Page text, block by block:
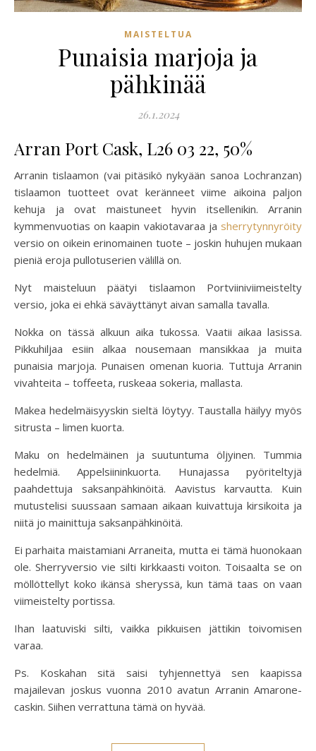
MAISTELTUA
Punaisia marjoja ja
pähkinää
26.1.2024
Arran Port Cask, L26 03 22, 50%
Arranin tislaamon (vai pitäsikö nykyään sanoa Lochranzan)
tislaamon tuotteet ovat keränneet viime aikoina paljon
kehuja ja ovat maistuneet hyvin itsellenikin. Arranin
kymmenvuotias on kaapin vakiotavaraa ja sherrytynnyröity
versio on oikein erinomainen tuote – joskin huhujen mukaan
pieniä eroja pullotuserien välillä on.
Nyt maisteluun päätyi tislaamon Portviiniviimeistelty
versio, joka ei ehkä säväyttänyt aivan samalla tavalla.
Nokka on tässä alkuun aika tukossa. Vaatii aikaa lasissa.
Pikkuhiljaa esiin alkaa nousemaan mansikkaa ja muita
punaisia marjoja. Punaisen omenan kuoria. Tuttuja Arranin
vivahteita – toffeeta, ruskeaa sokeria, mallasta.
Makea hedelmäisyyskin sieltä löytyy. Taustalla häilyy myös
sitrusta – limen kuorta.
Maku on hedelmäinen ja suutuntuma öljyinen. Tummia
hedelmiä. Appelsiininkuorta. Hunajassa pyöriteltyjä
paahdettuja saksanpähkinöitä. Aavistus karvautta. Kuin
mutustelisi suussaan samaan aikaan kuivattuja kirsikoita ja
niitä jo mainittuja saksanpähkinöitä.
Ei parhaita maistamiani Arraneita, mutta ei tämä huonokaan
ole. Sherryversio vie silti kirkkaasti voiton. Toisaalta se on
möllöttellyt koko ikänsä sheryssä, kun tämä taas on vaan
viimeistelty portissa.
Ihan laatuviski silti, vaikka pikkuisen jättikin toivomisen
varaa.
Ps. Koskahan sitä saisi tyhjennettyä sen kaapissa
majailevan joskus vuonna 2010 avatun Arranin Amarone-
caskin. Siihen verrattuna tämä on hyvää.